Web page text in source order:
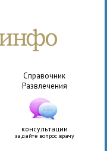
Справочник
Развлечения
консультации
задайте вопрос врачу